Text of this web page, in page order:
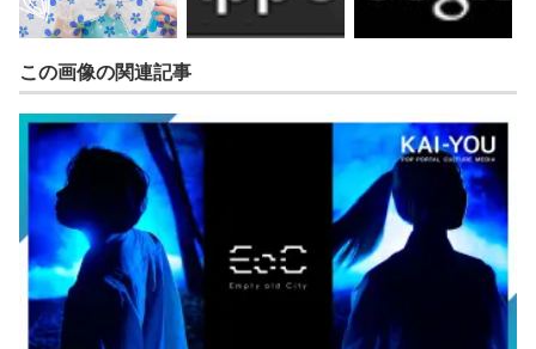
この画像の関連記事